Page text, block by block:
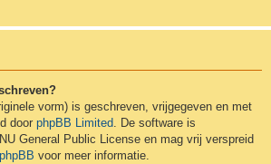
vorm) is geschreven, vrijgegeven en met
door phpBB Limited. De software is
General Public License en mag vrij verspreid
voor meer informatie.